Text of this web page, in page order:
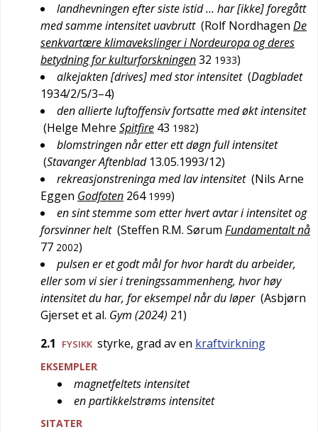
landhevningen efter siste istid … har [ikke] foregått
med samme intensitet uavbrutt (Rolf Nordhagen De
senkvartære klimavekslinger i Nordeuropa og deres
betydning for kulturforskningen32 1933)
alkejakten [drives] med stor intensitet (Dagbladet
1934/2/5/3–4)
den allierte luftoffensiv fortsatte med økt intensitet
(Helge Mehre Spitfire 43 1982)
blomstringen når etter ett døgn full intensitet
(Stavanger Aftenblad 13.05.1993/12)
rekreasjonstreninga med lav intensitet (Nils Arne
Eggen Godfoten 264 1999)
en sint stemme som etter hvert avtar i intensitet og
forsvinner helt (Steffen R.M. Sørum Fundamentalt nå
77 2002)
pulsen er et godt mål for hvor hardt du arbeider,
eller som vi sier i treningssammenheng, hvor høy
intensitet du har, for eksempel når du løper (Asbjørn
Gjerset et al. Gym (2024) 21)
2.1
FYSIKK styrke, grad av en kraftvirkning
EKSEMPLER
magnetfeltets intensitet
en partikkelstrøms intensitet
SITATER